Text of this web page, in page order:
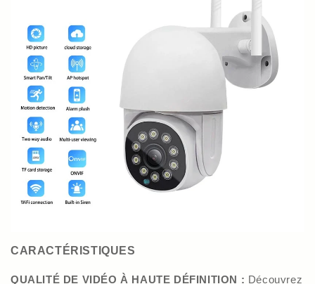
CARACTÉRISTIQUES
QUALITÉ DE VIDÉO À HAUTE DÉFINITION : Découvrez